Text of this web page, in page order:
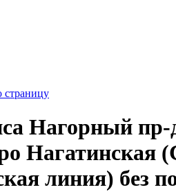
Нагорный пр-
Нагатинская
линия) без